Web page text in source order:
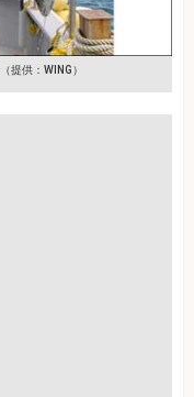
（提供：WING）